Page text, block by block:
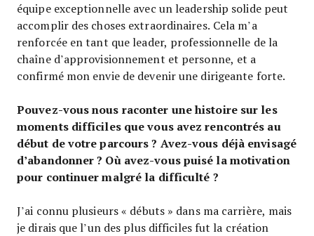
équipe exceptionnelle avec un leadership solide peut
accomplir des choses extraordinaires. Cela m’a
renforcée en tant que leader, professionnelle de la
chaîne d’approvisionnement et personne, et a
confirmé mon envie de devenir une dirigeante forte.
Pouvez-vous nous raconter une histoire sur les
moments difficiles que vous avez rencontrés au
début de votre parcours ? Avez-vous déjà envisagé
d’abandonner ? Où avez-vous puisé la motivation
pour continuer malgré la difficulté ?
J’ai connu plusieurs « débuts » dans ma carrière, mais
je dirais que l’un des plus difficiles fut la création